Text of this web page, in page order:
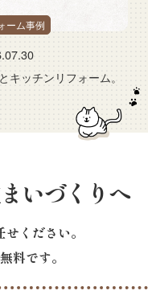
ーム事例
キッチンリフォーム。
いづくりへ
ください。
料です。